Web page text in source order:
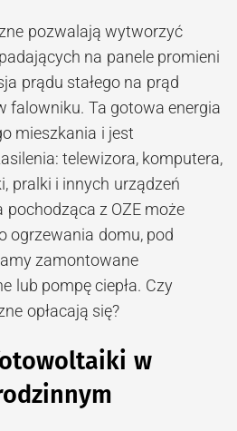
pozwalają wytworzyć
na panele promieni
prądu stałego na prąd
falowniku. Ta gotowa energia
mieszkania i jest
telewizora, komputera,
pralki i innych urządzeń
pochodząca z OZE może
ogrzewania domu, pod
zamontowane
lub pompę ciepła. Czy
opłacają się?
w